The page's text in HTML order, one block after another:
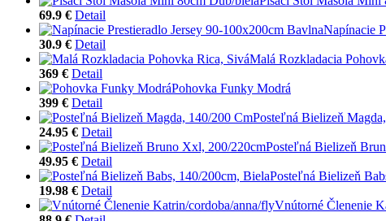
69.9 € Detail
Napínacie
30.9 € Detail
Malá Rozkladacia
369 € Detail
Pohovka Funky Modrá
399 € Detail
Posteľná Bielizeň
24.95 € Detail
Posteľná Bielizeň
49.95 € Detail
Posteľná Bielizeň
19.98 € Detail
Vnútorné Členenie